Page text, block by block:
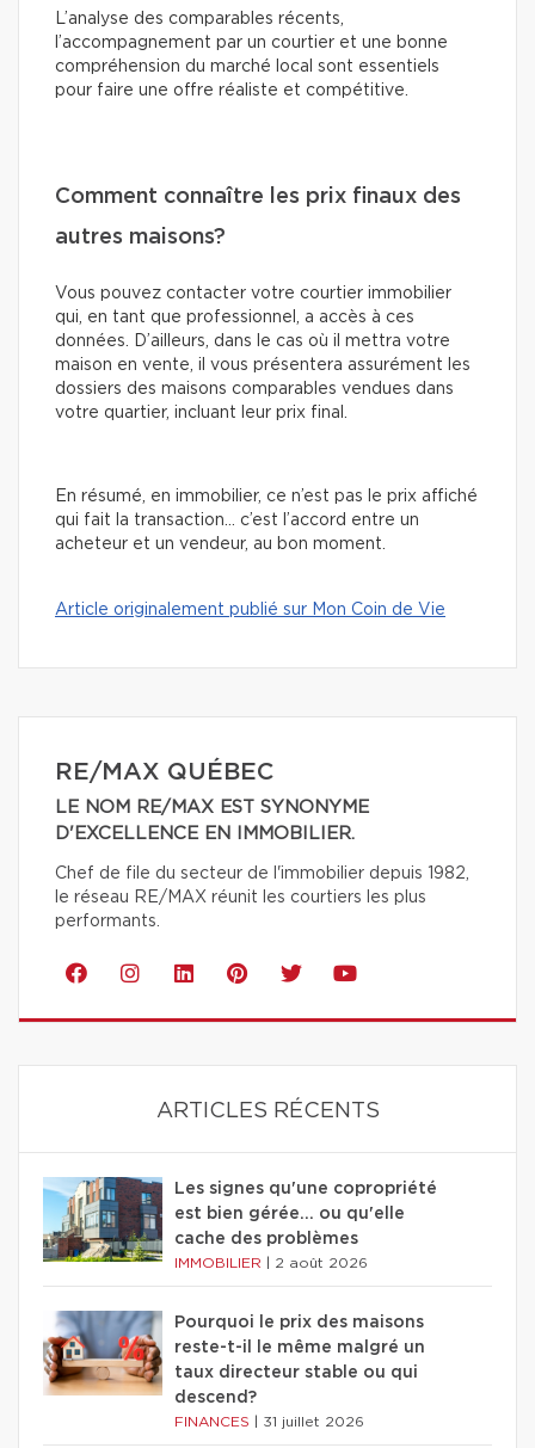
L’analyse des comparables récents,
l’accompagnement par un courtier et une bonne
compréhension du marché local sont essentiels
pour faire une offre réaliste et compétitive.
Comment connaître les prix finaux des
autres maisons?
Vous pouvez contacter votre courtier immobilier
qui, en tant que professionnel, a accès à ces
données. D’ailleurs, dans le cas où il mettra votre
maison en vente, il vous présentera assurément les
dossiers des maisons comparables vendues dans
votre quartier, incluant leur prix final.
En résumé, en immobilier, ce n’est pas le prix affiché
qui fait la transaction… c’est l’accord entre un
acheteur et un vendeur, au bon moment.
Article originalement publié sur Mon Coin de Vie
RE/MAX QUÉBEC
LE NOM RE/MAX EST SYNONYME
D'EXCELLENCE EN IMMOBILIER.
Chef de file du secteur de l'immobilier depuis 1982,
le réseau RE/MAX réunit les courtiers les plus
performants.
ARTICLES RÉCENTS
Les signes qu'une copropriété
est bien gérée… ou qu'elle
cache des problèmes
IMMOBILIER 2 août 2026
Pourquoi le prix des maisons
reste-t-il le même malgré un
taux directeur stable ou qui
descend?
FINANCES 31 juillet 2026